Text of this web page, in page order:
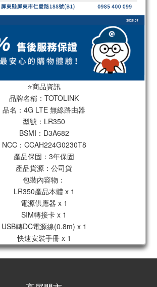
⭐️商品資訊
品牌名稱：TOTOLINK
品名：4G LTE 無線路由器
型號：LR350
BSMI：D3A682
NCC：CCAH224G0230T8
產品保固：3年保固
產品貨源：公司貨
包裝內容物：
LR350產品本體 x 1
電源供應器 x 1
SIM轉接卡 x 1
USB轉DC電源線(0.8m) x 1
快速安裝手冊 x 1